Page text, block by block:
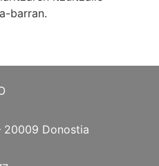
barran.
20009 Donostia